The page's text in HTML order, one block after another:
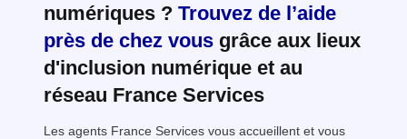
numériques ? Trouvez de l’aide
près de chez vous grâce aux lieux
d'inclusion numérique et au
réseau France Services
Les agents France Services vous accueillent et vous